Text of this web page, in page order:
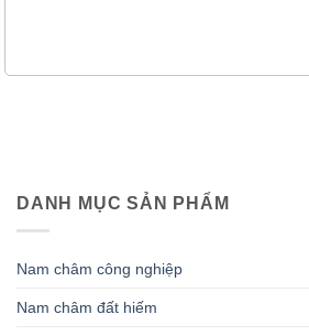
DANH MỤC SẢN PHẨM
Nam châm công nghiệp
Nam châm đất hiếm